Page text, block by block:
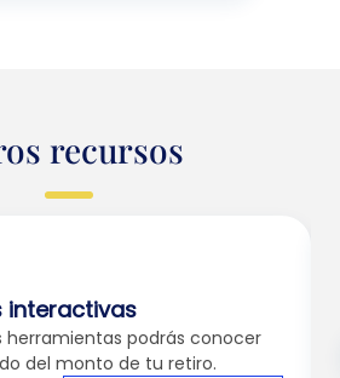
recursos
interactivas
herramientas podrás conocer
del monto de tu retiro.